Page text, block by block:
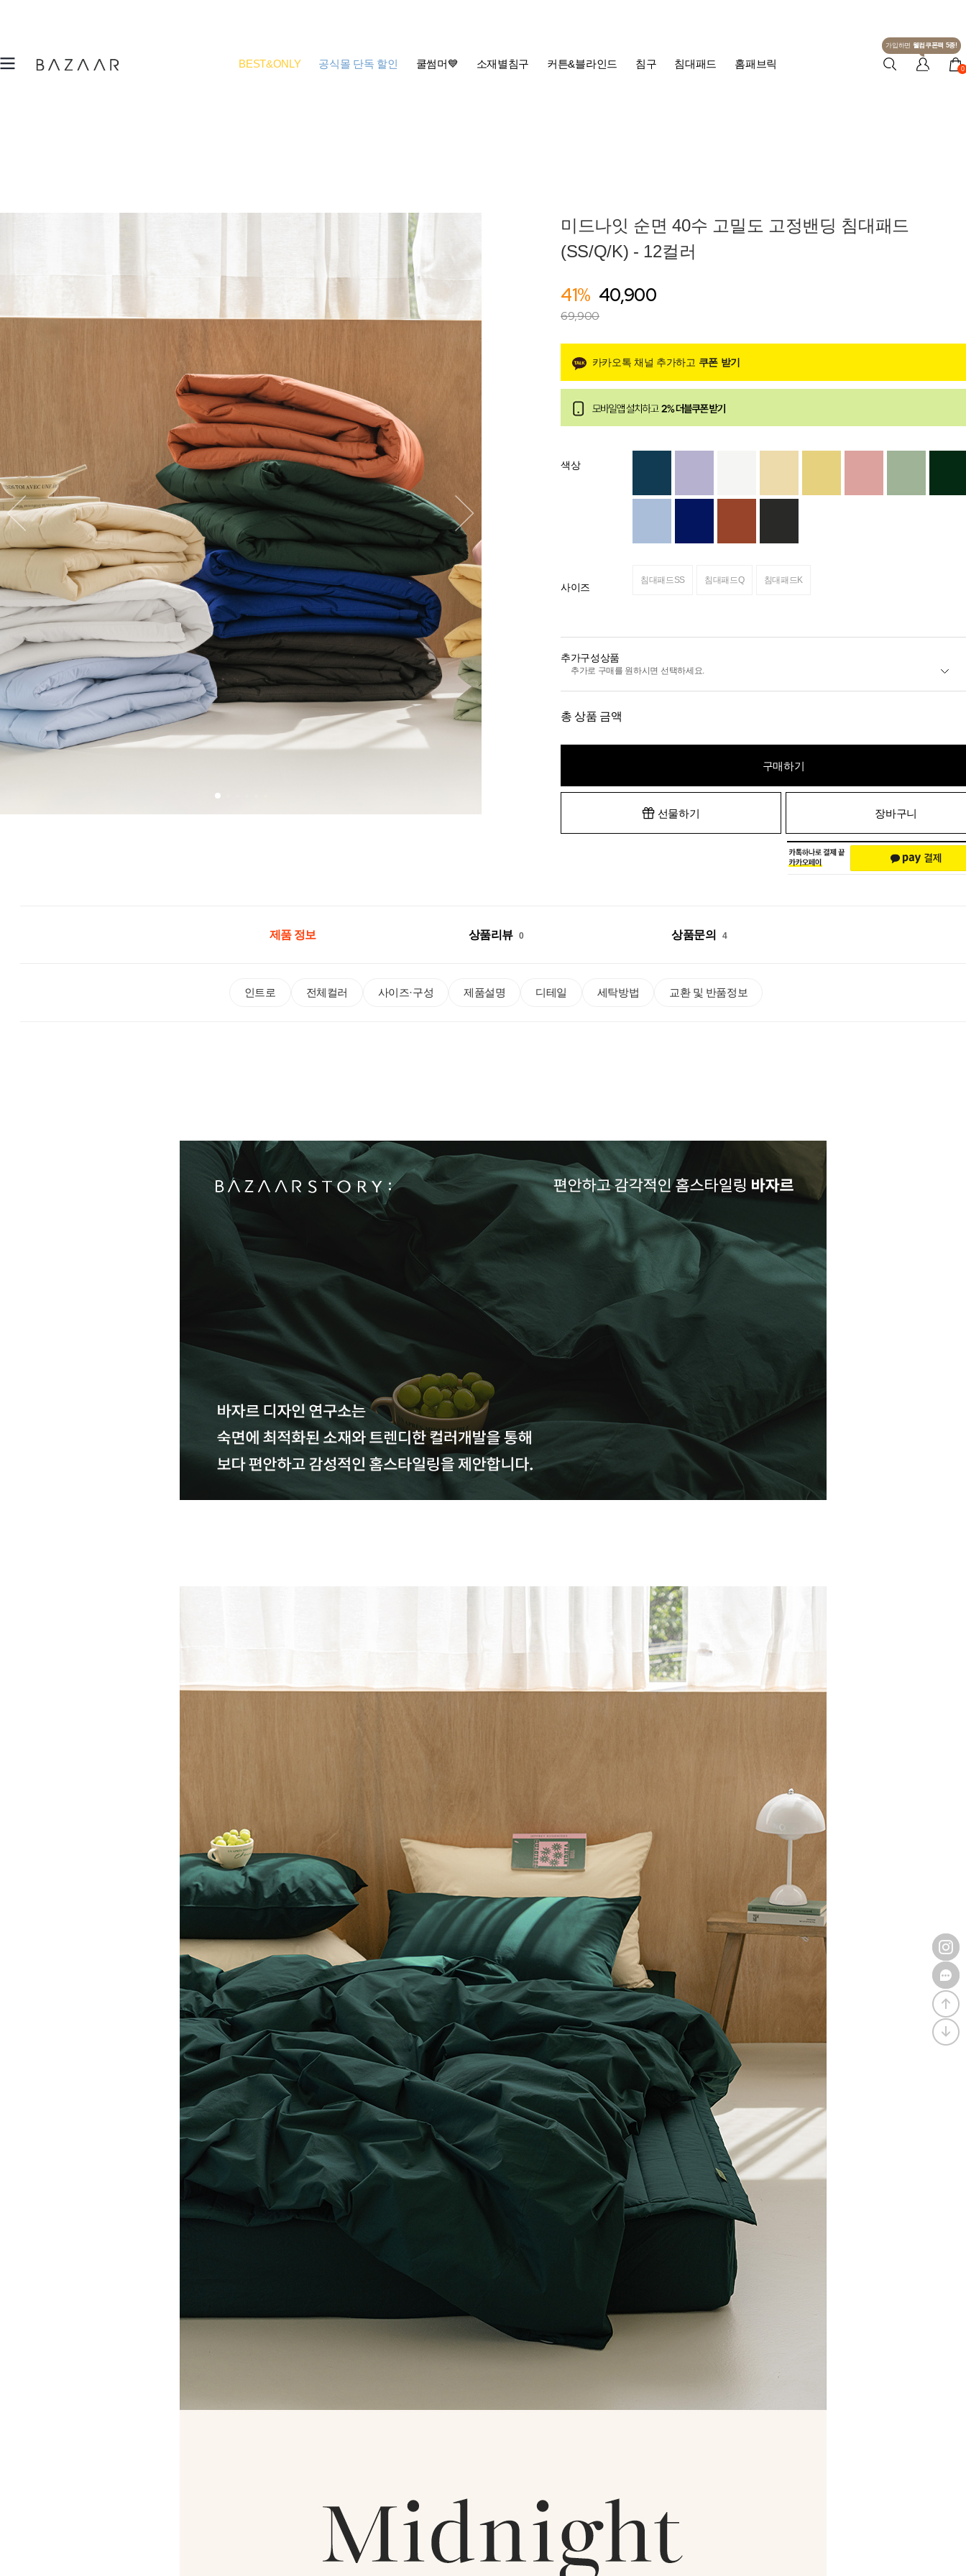
BEST&ONLY 공식몰 단독 할인 쿨썸머💙 소재별침구 커튼&블라인드 침구 침대패드 홈패브릭
가입하면 웰컴쿠폰팩 5종!
0
미드나잇 순면 40수 고밀도 고정밴딩 침대패드
(SS/Q/K) - 12컬러
41% 40,900
69,900
카카오톡 채널 추가하고 쿠폰 받기
색상
사이즈
침대패드SS 침대패드Q 침대패드K
추가구성상품
추가로 구매를 원하시면 선택하세요.
총 상품 금액
구매하기
선물하기 장바구니
제품 정보 상품리뷰 0 상품문의 4
인트로 전체컬러 사이즈·구성 제품설명 디테일 세탁방법 교환 및 반품정보